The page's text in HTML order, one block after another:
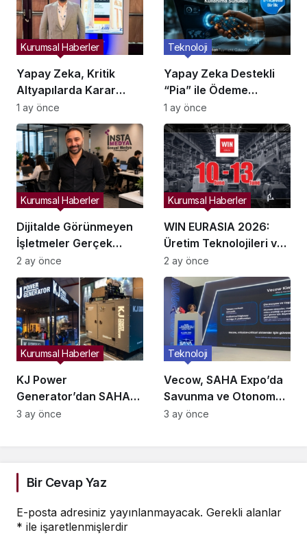
Yapay Zeka, Kritik
Altyapılarda Karar
Alma Süreçlerini
Yeniden Şekillendiriyor
Kurumsal Haberler
1 ay önce
Yapay Zeka Destekli
“Pia” ile Ödeme
Entegrasyonları
Hızlanıyor mu?
Teknoloji
1 ay önce
Dijitalde Görünmeyen
İşletmeler Gerçek
Hayatta da Kaybolur
mu?
Kurumsal Haberler
2 ay önce
WIN EURASIA 2026:
Üretim Teknolojileri ve
Dijital Ticaret
İstanbul’da Buluşuyor
Kurumsal Haberler
2 ay önce
KJ Power
Generator’dan SAHA
Expo’da Savunmaya
Kurumsal Haberler
3 ay önce
Vecow, SAHA Expo’da
Savunma ve Otonom
Sistemler İçin Yeni
Teknoloji
3 ay önce
Bir Cevap Yaz
E-posta adresiniz yayınlanmayacak. Gerekli alanlar
* ile işaretlenmişlerdir